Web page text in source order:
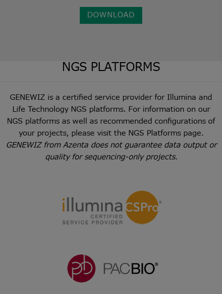
DOWNLOAD
NGS PLATFORMS
GENEWIZ is a certified service provider for Illumina and
Life Technology NGS platforms. For information on our
NGS platforms as well as recommended configurations of
your projects, please visit the NGS Platformspage.
GENEWIZ from Azenta does not guarantee data output or
quality for sequencing-only projects.